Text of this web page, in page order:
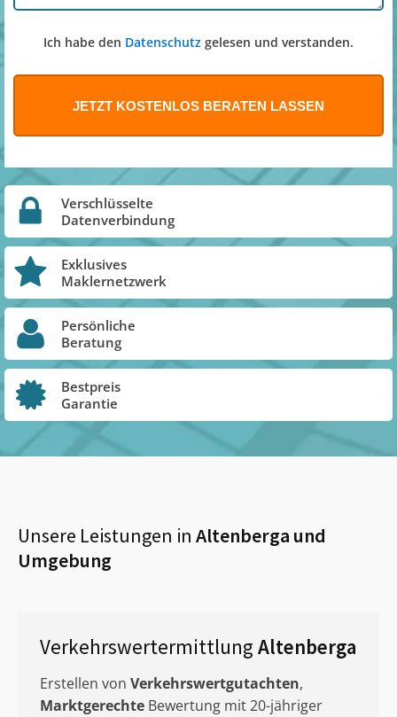
Ich habe den Datenschutz gelesen und verstanden.
Verschlüsselte
Datenverbindung
Exklusives
Maklernetzwerk
Persönliche
Beratung
Bestpreis
Garantie
Unsere Leistungen in Altenberga und
Umgebung
Verkehrswertermittlung Altenberga
Erstellen von Verkehrswertgutachten,
Marktgerechte Bewertung mit 20-jähriger